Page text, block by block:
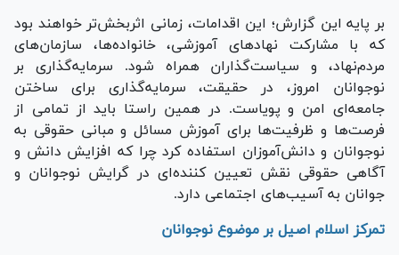
بر پایه این گزارش؛ این اقدامات، زمانی اثربخش‌تر خواهند بود
که با مشارکت نهاد‌های آموزشی، خانواده‌ها، سازمان‌های
مردم‌نهاد، و سیاست‌گذاران همراه شود. سرمایه‌گذاری بر
نوجوانان امروز، در حقیقت، سرمایه‌گذاری برای ساختن
جامعه‌ای امن و پویاست. در همین راستا باید از تمامی از
فرصت‌ها و ظرفیت‌ها برای آموزش مسائل و مبانی حقوقی به
نوجوانان و دانش‌آموزان استفاده کرد چرا که افزایش دانش و
آگاهی حقوقی نقش تعیین کننده‌ای در گرایش نوجوانان و
جوانان به آسیب‌های اجتماعی دارد.
تمرکز اسلام اصیل بر موضوع نوجوانان